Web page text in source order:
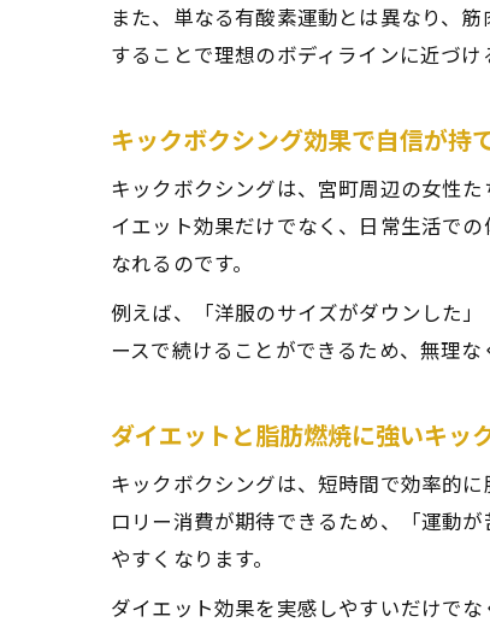
また、単なる有酸素運動とは異なり、
することで理想のボディラインに近づ
キックボクシング効果で自信が持
キックボクシングは、宮町周辺の女性
イエット効果だけでなく、日常生活で
なれるのです。
例えば、「洋服のサイズがダウンした
ースで続けることができるため、無理
ダイエットと脂肪燃焼に強いキッ
キックボクシングは、短時間で効率的
ロリー消費が期待できるため、「運動
やすくなります。
ダイエット効果を実感しやすいだけで